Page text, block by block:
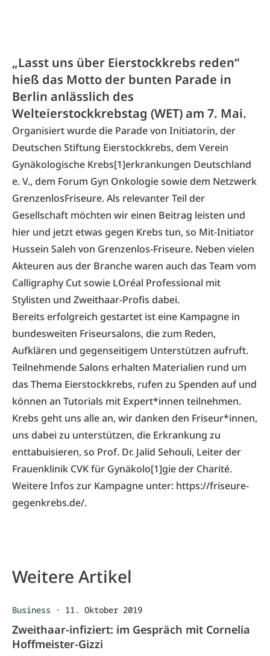
„Lasst uns über Eierstockkrebs reden“
hieß das Motto der bunten Parade in
Berlin anlässlich des
Welteierstockkrebstag (WET) am 7. Mai.
Organisiert wurde die Parade von Initiatorin, der
Deutschen Stiftung Eierstockkrebs, dem Verein
Gynäkologische Krebs[1]erkrankungen Deutschland
e. V., dem Forum Gyn Onkologie sowie dem Netzwerk
Grenzenlos­Friseure. Als relevanter Teil der
Gesellschaft möchten wir einen Beitrag leisten und
hier und jetzt etwas gegen Krebs tun, so Mit-Initiator
Hussein Saleh von Grenzenlos-Friseure. Neben vielen
Akteuren aus der Branche waren auch das Team vom
Calligraphy Cut sowie LOréal Professional mit
Stylisten und Zweithaar-Profis dabei.
Bereits erfolgreich gestartet ist eine Kampagne in
bundesweiten Friseursalons, die zum Reden,
Aufklären und gegenseitigem Unterstützen aufruft.
Teilnehmende Salons erhalten Materialien rund um
das Thema Eierstockkrebs, rufen zu Spenden auf und
können an Tutorials mit Expert*innen teilnehmen.
Krebs geht uns alle an, wir danken den Friseur*innen,
uns dabei zu unterstützen, die Erkrankung zu
enttabuisieren, so Prof. Dr. Jalid Sehouli, Leiter der
Frauenklinik CVK für Gynäkolo[1]gie der Charité.
Weitere Infos zur Kampagne unter: https://friseure­
gegen­krebs.de/.
Weitere Artikel
Business · 11. Oktober 2019
Zweithaar-infiziert: im Gespräch mit Cornelia
Hoffmeister-Gizzi